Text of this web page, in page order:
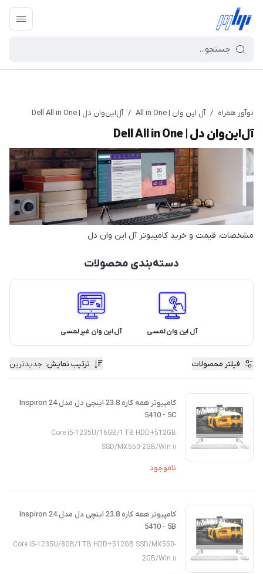
نوآور همراه / آل این وان | All in One / آل‌این‌وان دل | Dell All in One
آل‌این‌وان دل | Dell All in One
مشخصات، قیمت و خرید کامپیوتر آل این وان دل
دسته‌بندی محصولات
آل این وان لمسی آل این وان غیر لمسی
فیلتر محصولات ترتیب نمایش: جدیدترین
کامپیوتر همه کاره 23.8 اینچی دل مدل Inspiron 24
5410 - 5C
Core i5-1235U/16GB/1TB HDD+512GB
SSD/MX550-2GB/Win ۱۱
ناموجود
کامپیوتر همه کاره 23.8 اینچی دل مدل Inspiron 24
5410 - 5B
Core i5-1235U/8GB/1TB HDD+512GB SSD/MX550-
2GB/Win ۱۱